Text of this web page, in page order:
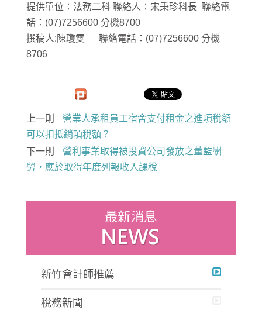
提供單位：法務二科 聯絡人：宋秉珍科長 聯絡電
話：(07)7256600 分機8700
撰稿人:陳瓊雯 聯絡電話：(07)7256600 分機
8706
上一則
營業人承租員工宿舍支付租金之進項稅額
可以扣抵銷項稅額？
下一則
營利事業取得被投資公司發放之董監酬
勞，應於取得年度列報收入課稅
新竹會計師推薦
稅務新聞